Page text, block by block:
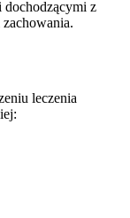
dochodzącymi z
leczenia